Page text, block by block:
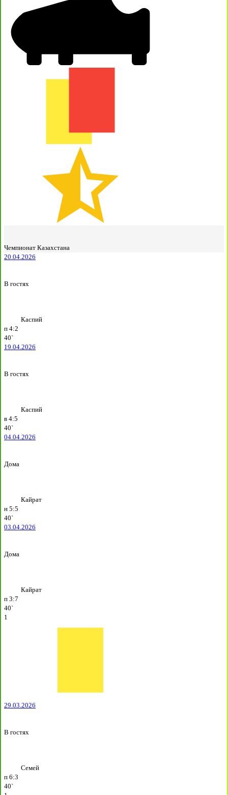
Чемпионат Казахстана
20.04.2026
В гостях
Каспий
п 4:2
40`
19.04.2026
В гостях
Каспий
в 4:5
40`
04.04.2026
Дома
Кайрат
н 5:5
40`
03.04.2026
Дома
Кайрат
п 3:7
40`
1
29.03.2026
В гостях
Семей
п 6:3
40`